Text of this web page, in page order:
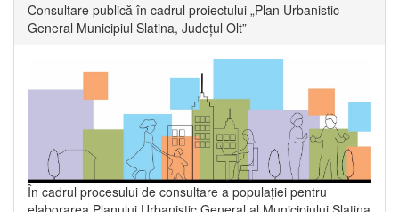
Consultare publică în cadrul proiectului „Plan Urbanistic
General Municipiul Slatina, Județul Olt”
În cadrul procesului de consultare a populaţiei pentru